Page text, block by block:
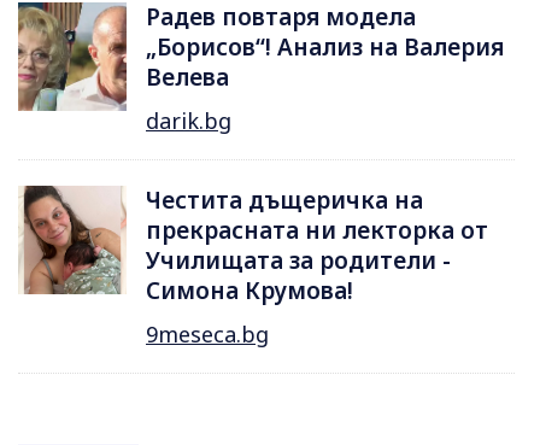
Радев повтаря модела
„Борисов“! Анализ на Валерия
Велева
darik.bg
Честита дъщеричка на
прекрасната ни лекторка от
Училищата за родители -
Симона Крумова!
9meseca.bg